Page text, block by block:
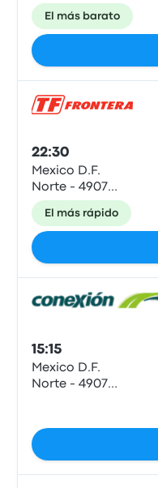
EJE Central
Lazaro
Cardenas
El más barato
22:30
Mexico D.F.
Norte - 4907
EJE Central
Lazaro
Cardenas
El más rápido
15:15
Mexico D.F.
Norte - 4907
Cardenas